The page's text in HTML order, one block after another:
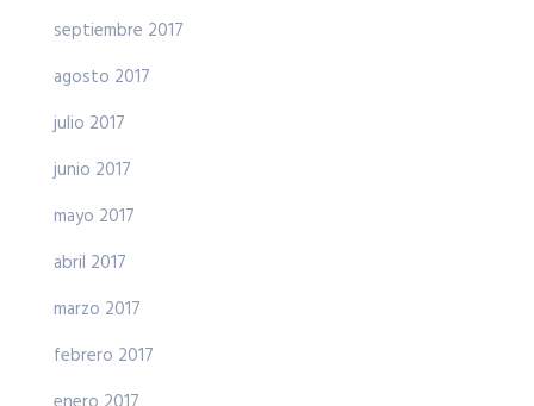
septiembre 2017
agosto 2017
julio 2017
junio 2017
mayo 2017
abril 2017
marzo 2017
febrero 2017